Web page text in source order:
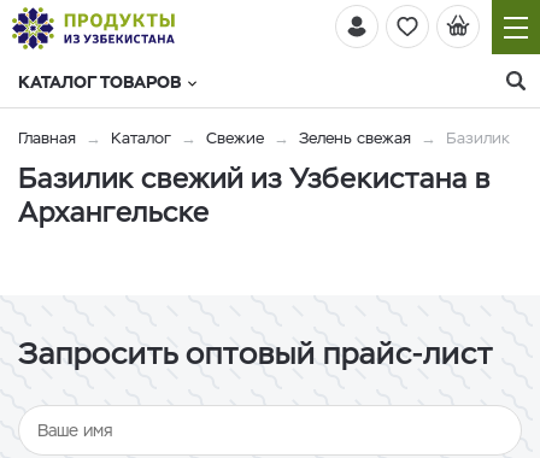
КАТАЛОГ ТОВАРОВ
Главная Каталог Свежие Зелень свежая Базилик
Базилик свежий из Узбекистана в
Архангельске
Запросить оптовый прайс-лист